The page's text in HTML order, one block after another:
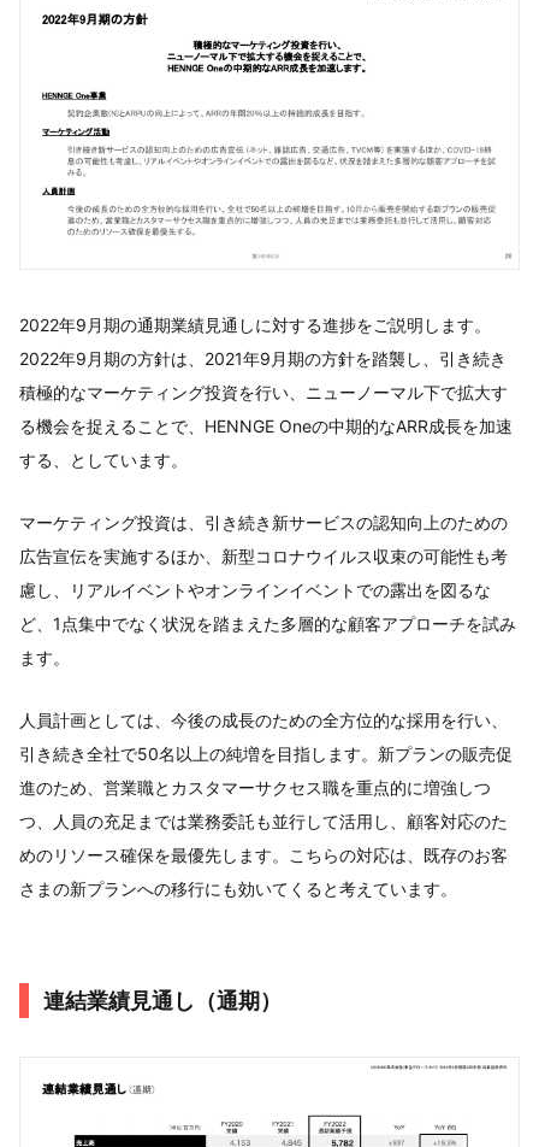
2022年9月期の通期業績見通しに対する進捗をご説明します。
2022年9月期の方針は、2021年9月期の方針を踏襲し、引き続き
積極的なマーケティング投資を行い、ニューノーマル下で拡大す
る機会を捉えることで、HENNGE Oneの中期的なARR成長を加速
する、としています。
マーケティング投資は、引き続き新サービスの認知向上のための
広告宣伝を実施するほか、新型コロナウイルス収束の可能性も考
慮し、リアルイベントやオンラインイベントでの露出を図るな
ど、1点集中でなく状況を踏まえた多層的な顧客アプローチを試み
ます。
人員計画としては、今後の成長のための全方位的な採用を行い、
引き続き全社で50名以上の純増を目指します。新プランの販売促
進のため、営業職とカスタマーサクセス職を重点的に増強しつ
つ、人員の充足までは業務委託も並行して活用し、顧客対応のた
めのリソース確保を最優先します。こちらの対応は、既存のお客
さまの新プランへの移行にも効いてくると考えています。
連結業績見通し（通期）